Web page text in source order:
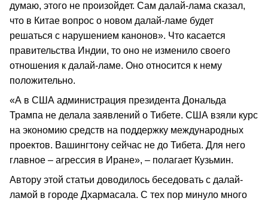
думаю, этого не произойдет. Сам далай-лама сказал,
что в Китае вопрос о новом далай-ламе будет
решаться с нарушением канонов». Что касается
правительства Индии, то оно не изменило своего
отношения к далай-ламе. Оно относится к нему
положительно.
«А в США администрация президента Дональда
Трампа не делала заявлений о Тибете. США взяли курс
на экономию средств на поддержку международных
проектов. Вашингтону сейчас не до Тибета. Для него
главное – агрессия в Иране», – полагает Кузьмин.
Автору этой статьи доводилось беседовать с далай-
ламой в городе Дхармасала. С тех пор минуло много